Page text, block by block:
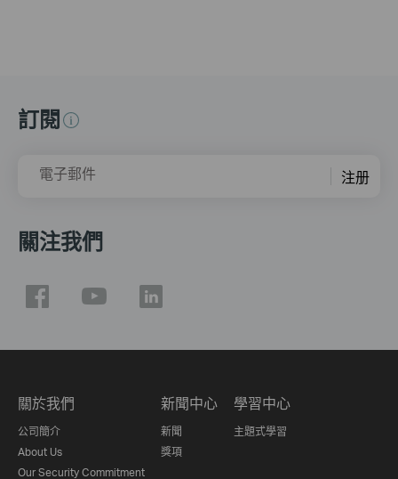
訂閱
電子郵件 注册
關注我們
關於我們
公司簡介
About Us
Our Security Commitment
新聞中心
新聞
獎項
學習中心
主題式學習